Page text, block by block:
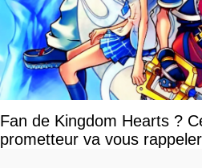
Fan de Kingdom Hearts ?
prometteur va vous